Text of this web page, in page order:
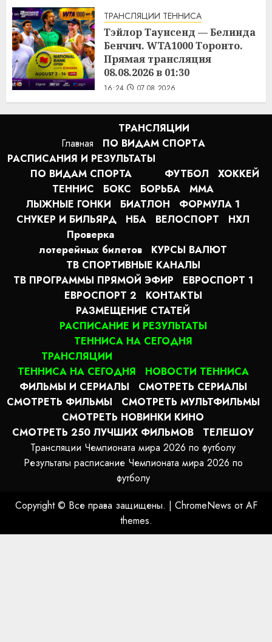
ТРАНСЛЯЦИИ ТЕННИСА
Тэйлор Таунсенд — Белинда
Бенчич. WTA1000 Торонто.
Прямая трансляция
08.08.2026 в 01:30
16:24 07.08.2026
Главная
ТРАНСЛЯЦИИ
ПО ВИДАМ СПОРТA
РАСПИСАНИЯ И РЕЗУЛЬТАТЫ
ПО ВИДАМ СПОРТА
ФУТБОЛ
ХОККЕЙ
ТЕННИС
БОКС БОРЬБА
MMA
ЛЫЖНЫЕ ГОНКИ
БИАТЛОН
ФОРМУЛА 1
СНУКЕР И БИЛЬЯРД
НБА ВЕЛОСПОРТ
НХЛ
Проверка
лотерейных билетов
КУРСЫ ВАЛЮТ
ТВ СПОРТИВНЫЕ КАНАЛЫ
ТВ ПРОГРАММЫ ПРЯМОЙ ЭФИР
ЕВРОСПОРТ 1
ЕВРОСПОРТ 2
КОНТАКТЫ
РАЗМЕЩЕНИЕ СТАТЕЙ
РАСПИСАНИЕ И РЕЗУЛЬТАТЫ
ТЕННИСА НА СЕГОДНЯ
ТРАНСЛЯЦИИ
ТЕННИСА НА СЕГОДНЯ
НОВОСТИ ТЕННИСА
ФИЛЬМЫ И СЕРИАЛЫ
СМОТРЕТЬ СЕРИАЛЫ
СМОТРЕТЬ ФИЛЬМЫ
СМОТРЕТЬ МУЛЬТФИЛЬМЫ
СМОТРЕТЬ НОВИНКИ КИНО
СМОТРЕТЬ 250 ЛУЧШИХ ФИЛЬМОВ
ТЕЛЕШОУ
Трансляции Чемпионата мира 2026 по футболу
Результаты расписание Чемпионата мира 2026 по
футболу
Copyright © Все права защищены. | ChromeNews от AF
themes.